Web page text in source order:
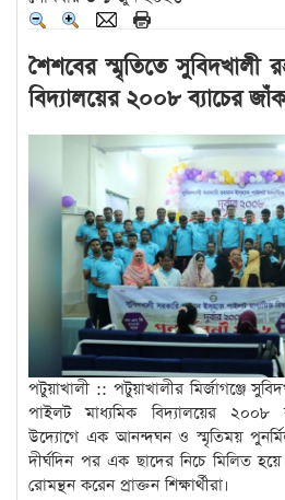
শৈশবের স্মৃতিতে সুবিদখালী
বিদ্যালয়ের ২০০৮ ব্যাচের
পটুয়াখালী :: পটুয়াখালীর মির্জাগঞ্জে
পাইলট মাধ্যমিক বিদ্যালয়ের ২০০৮
উদ্যোগে এক আনন্দঘন ও স্মৃতিময়
দীর্ঘদিন পর এক ছাদের নিচে মিলিত হয়ে
রোমন্থন করেন প্রাক্তন শিক্ষার্থীরা।